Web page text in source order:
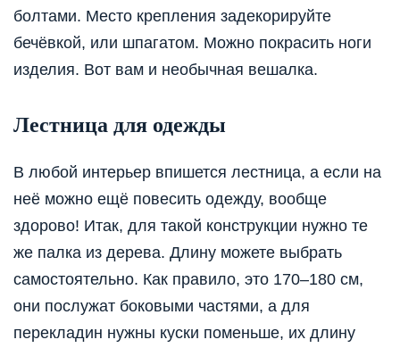
болтами. Место крепления задекорируйте
бечёвкой, или шпагатом. Можно покрасить ноги
изделия. Вот вам и необычная вешалка.
Лестница для одежды
В любой интерьер впишется лестница, а если на
неё можно ещё повесить одежду, вообще
здорово! Итак, для такой конструкции нужно те
же палка из дерева. Длину можете выбрать
самостоятельно. Как правило, это 170–180 см,
они послужат боковыми частями, а для
перекладин нужны куски поменьше, их длину